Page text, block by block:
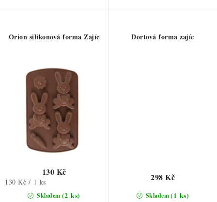
Orion silikonová forma Zajíc
Skladem (2 ks)
130 Kč
Měrná
130 Kč / 1 ks
Dortová forma zajíc
Skladem(1 ks)
298 Kč